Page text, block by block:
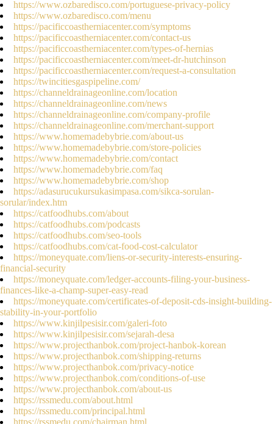
https://www.ozbaredisco.com/portuguese-privacy-policy
https://www.ozbaredisco.com/menu
https://pacificcoastherniacenter.com/symptoms
https://pacificcoastherniacenter.com/contact-us
https://pacificcoastherniacenter.com/types-of-hernias
https://pacificcoastherniacenter.com/meet-dr-hutchinson
https://pacificcoastherniacenter.com/request-a-consultation
https://twincitiesgaspipeline.com/
https://channeldrainageonline.com/location
https://channeldrainageonline.com/news
https://channeldrainageonline.com/company-profile
https://channeldrainageonline.com/merchant-support
https://www.homemadebybrie.com/about-us
https://www.homemadebybrie.com/store-policies
https://www.homemadebybrie.com/contact
https://www.homemadebybrie.com/faq
https://www.homemadebybrie.com/shop
https://adasurucukursukasimpasa.com/sikca-sorulan-
sorular/index.htm
https://catfoodhubs.com/about
https://catfoodhubs.com/podcasts
https://catfoodhubs.com/seo-tools
https://catfoodhubs.com/cat-food-cost-calculator
https://moneyquate.com/liens-or-security-interests-ensuring-
financial-security
https://moneyquate.com/ledger-accounts-filing-your-business-
finances-like-a-champ-super-easy-read
https://moneyquate.com/certificates-of-deposit-cds-insight-building-
stability-in-your-portfolio
https://www.kinjilpesisir.com/galeri-foto
https://www.kinjilpesisir.com/sejarah-desa
https://www.projecthanbok.com/project-hanbok-korean
https://www.projecthanbok.com/shipping-returns
https://www.projecthanbok.com/privacy-notice
https://www.projecthanbok.com/conditions-of-use
https://www.projecthanbok.com/about-us
https://rssmedu.com/about.html
https://rssmedu.com/principal.html
https://rssmedu.com/chairman.html